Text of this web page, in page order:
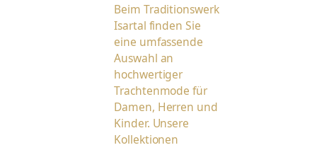
Beim Traditionswerk
Isartal finden Sie
eine umfassende
Auswahl an
hochwertiger
Trachtenmode für
Damen, Herren und
Kinder. Unsere
Kollektionen